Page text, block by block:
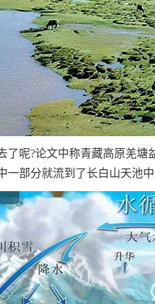
呢?论文中称青藏高原羌塘
一部分就流到了长白山天池